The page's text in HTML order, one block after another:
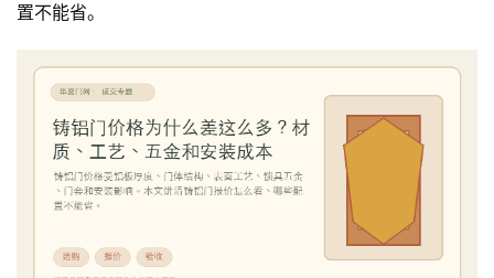
置不能省。